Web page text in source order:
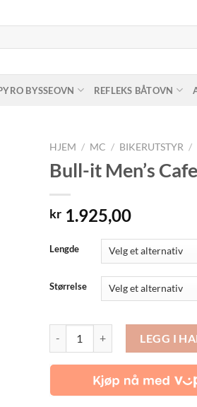
BYSSEOVN REFLEKS BÅTOVN
HJEM / MC / BIKERUTSTYR /
Bull-it Men’s
kr 1.925,00
Lengde
Størrelse
LEGG I